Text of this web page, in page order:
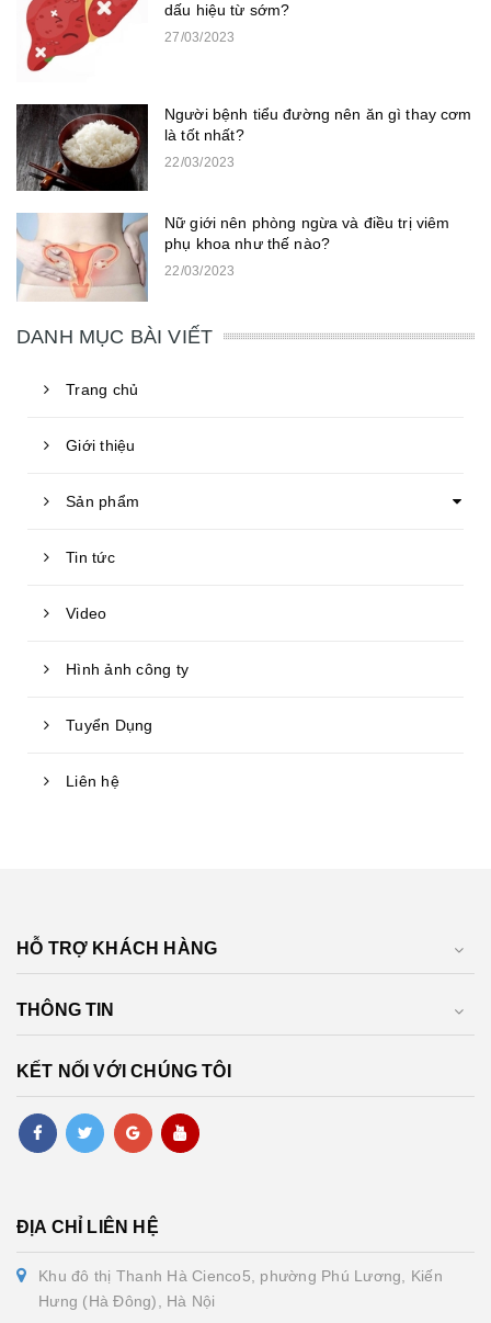
dấu hiệu từ sớm?
27/03/2023
Người bệnh tiểu đường nên ăn gì thay cơm
là tốt nhất?
22/03/2023
Nữ giới nên phòng ngừa và điều trị viêm
phụ khoa như thế nào?
22/03/2023
DANH MỤC BÀI VIẾT
Trang chủ
Giới thiệu
Sản phẩm
Tin tức
Video
Hình ảnh công ty
Tuyển Dụng
Liên hệ
HỖ TRỢ KHÁCH HÀNG
THÔNG TIN
KẾT NỐI VỚI CHÚNG TÔI
ĐỊA CHỈ LIÊN HỆ
Khu đô thị Thanh Hà Cienco5, phường Phú Lương, Kiến
Hưng (Hà Đông), Hà Nội